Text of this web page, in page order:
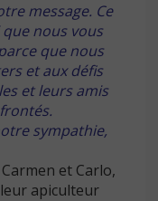
message. Ce
nous vous
que nous
et aux défis
et leurs amis
sympathie,
et Carlo,
apiculteur